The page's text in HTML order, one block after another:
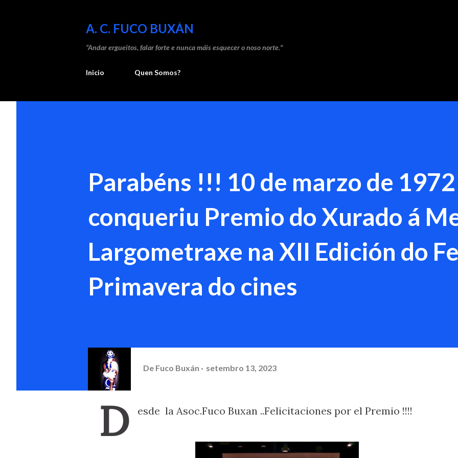
A. C. FUCO BUXÁN
“Andar ergueitos, falar forte e nunca máis esquecer o noso norte."
Inicio Quen Somos?
Parabéns !!! 10 de marzo de 1972
conqueriu Premio do Xurado á
Largometraxe na XII Edición do
Primavera do cines
De Fuco Buxán setembro 13, 2023
D esde la Asoc.Fuco Buxan ..Felicitaciones por el Premio !!!!